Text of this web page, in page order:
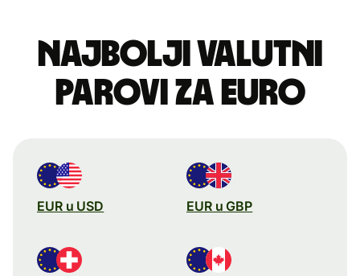
Najbolji valutni
parovi za euro
EUR u USD EUR u GBP